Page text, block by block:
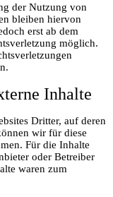
der Nutzung von
bleiben hiervon
erst ab dem
möglich.
Inhalte
Dritter, auf deren
wir für diese
Für die Inhalte
oder Betreiber
waren zum